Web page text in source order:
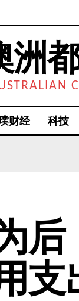
洲
财经 科技
后
支